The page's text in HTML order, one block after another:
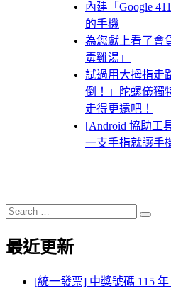
內建「Google
的手機
為您獻上看了會
毒雞湯」
試過用大拇指走
倒！」陀螺儀獨
走得更遠吧！
[Android 協助工
一支手指就讓手
Search
for:
Search
最近更新
[統一發票] 中獎號碼 115 年